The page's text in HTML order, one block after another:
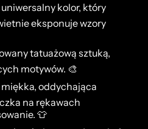
kolor, który
eksponuje wzory
tatuażową sztuką,
motywów. 🎨
oddychająca
na rękawach
👕